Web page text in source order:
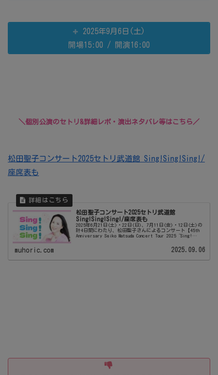
2025年9月6日(土)
開場15:00 / 開演16:00
＼個別公演のセトリ&詳細レポ・演出ネタバレ等はこちら／
松田聖子コンサート2025セトリ武道館 Sing!Sing!Sing!/
座席表も
松田聖子コンサート2025セトリ武道館
Sing!Sing!Sing!/座席表も
2025年6月21日(土)・22日(日)、7月11日(金)・12日(土)の
計4日間にわたり、松田聖子さんによるコンサート【45th
Anniversary Seiko Matsuda Concert Tour 2025“Sing!
muhoric.com 2025.09.06